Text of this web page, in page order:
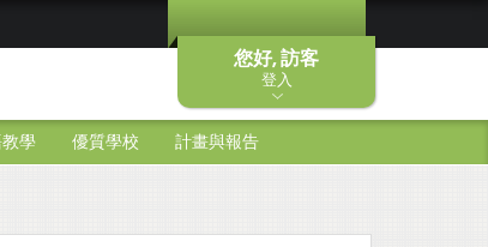
您好, 訪客
登入
學 優質學校 計畫與報告